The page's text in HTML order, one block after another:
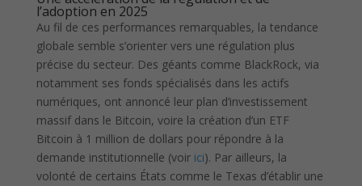
l’adoption en 2025
Au fil de ces performances remarquables, la tendance
globale semble s’orienter vers une régulation plus
précise du secteur. Des géants comme BlackRock, via
notamment ses fonds spécialisés dans les actifs
numériques, ont annoncé leur plan d’investissement
massif dans le Bitcoin, voire la création d’un ETF
Bitcoin à 1 million de dollars pour répondre à la
demande institutionnelle (voir ici). Par ailleurs, la
volonté de certains États comme le Texas d’établir une